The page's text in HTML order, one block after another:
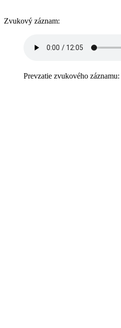
Zvukový záznam:
Prevzatie zvukového záznamu: